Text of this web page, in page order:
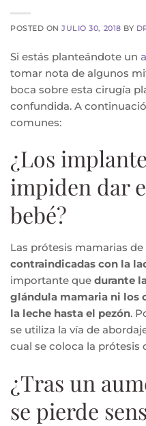
POSTED ONJULIO 30, 2018 BY
Si estás planteándote un
tomar nota de algunos
boca sobre esta cirugía
confundida. A
comunes:
¿Los
impiden dar
bebé?
Las prótesis mamarias
contraindicadas con la
importante que durante
glándula mamaria ni los
la leche hasta el pezón.
se utiliza la vía de
cual se coloca la prótesis
¿Tras un
se pierde